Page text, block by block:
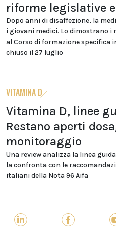
riforme legislative
Dopo anni di disaffezione, la
i giovani medici. Lo dimostrano i
al Corso di formazione specifica
chiuso il 27 luglio
VITAMINA D
Vitamina D, linee
Restano aperti
monitoraggio
Una review analizza la linea
la confronta con le
italiani della Nota 96 Aifa